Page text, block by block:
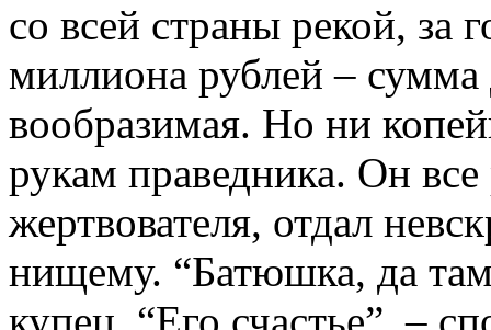
со всей страны рекой, за
миллиона рублей –
вообразимая. Но ни
рукам праведника. Он все
жертвователя, отдал
нищему. “Батюшка, да там